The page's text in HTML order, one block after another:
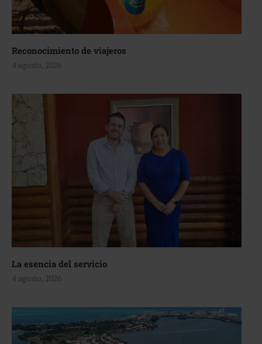
Reconocimiento de viajeros
4 agosto, 2026
La esencia del servicio
4 agosto, 2026